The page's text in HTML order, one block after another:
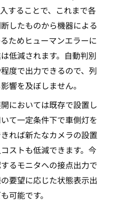
することで、これまで各
したものから機器による
ためヒューマンエラーに
低減されます。自動判別
度で出力できるので、列
響を及ぼしません。
においては既存で設置し
て一定条件下で車側灯を
れば新たなカメラの設置
ストも低減できます。今
るモニタへの接点出力で
要望に応じた状態表示出
可能です。